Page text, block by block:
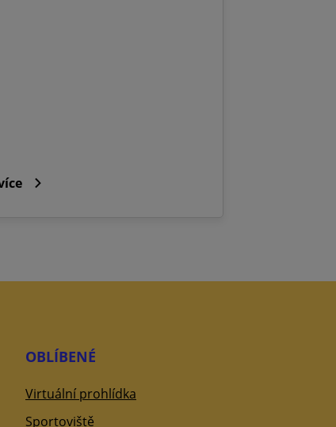
OBLÍBENÉ
Virtuální prohlídka
Sportoviště